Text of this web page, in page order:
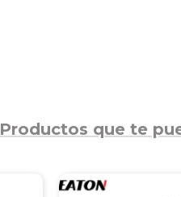
Productos que te